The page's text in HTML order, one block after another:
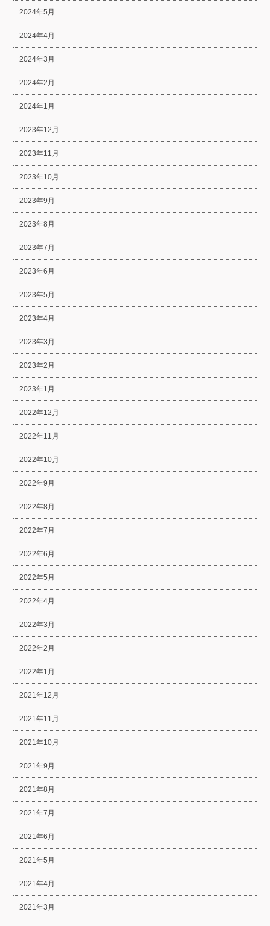
2024年5月
2024年4月
2024年3月
2024年2月
2024年1月
2023年12月
2023年11月
2023年10月
2023年9月
2023年8月
2023年7月
2023年6月
2023年5月
2023年4月
2023年3月
2023年2月
2023年1月
2022年12月
2022年11月
2022年10月
2022年9月
2022年8月
2022年7月
2022年6月
2022年5月
2022年4月
2022年3月
2022年2月
2022年1月
2021年12月
2021年11月
2021年10月
2021年9月
2021年8月
2021年7月
2021年6月
2021年5月
2021年4月
2021年3月